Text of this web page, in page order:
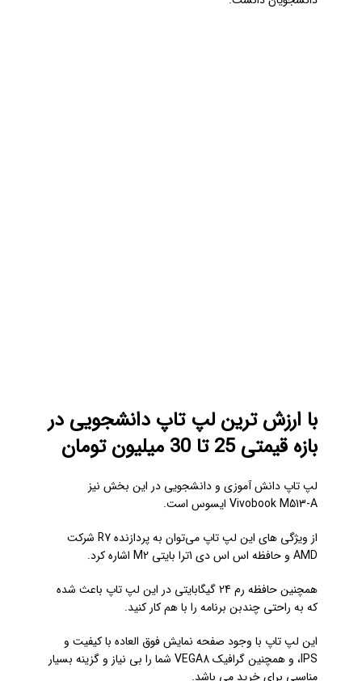
با ارزش ترین لپ تاپ دانشجویی در
بازه قیمتی 25 تا 30 میلیون تومان
لپ تاپ دانش آموزی و دانشجویی در این بخش نیز
Vivobook M513-A ایسوس است.
از ویژگی های این لپ تاپ می‌توان به پردازنده R7 شرکت
AMD و حافظه اس اس دی 1ترا بایتی M2 اشاره کرد.
همچنین حافظه رم 24 گیگابایتی در این لپ تاپ باعث شده
که به راحتی چندبن برنامه را با هم کار کنید.
این لپ تاپ با وجود صفحه نمایش فوق العاده با کیفیت و
IPS، و همچنین گرافیک VEGA8 شما را بی نیاز و گزینه بسیار
مناسبی برای خرید می باشد.